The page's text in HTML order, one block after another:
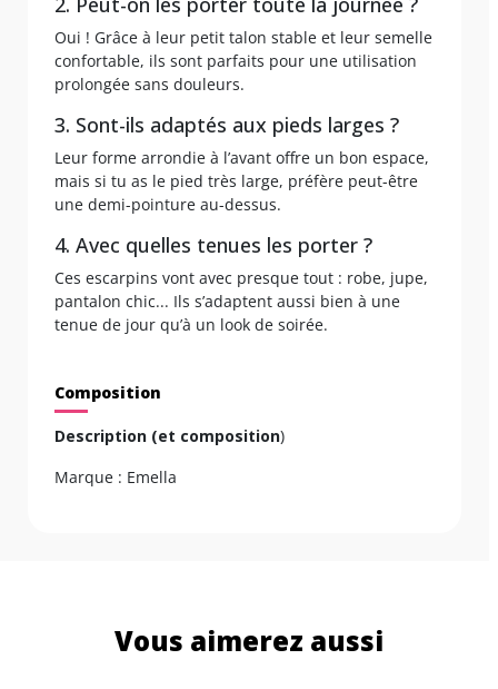
Oui ! Grâce à leur petit talon stable et leur semelle
confortable, ils sont parfaits pour une utilisation
prolongée sans douleurs.
3. Sont-ils adaptés aux pieds larges ?
Leur forme arrondie à l’avant offre un bon espace,
mais si tu as le pied très large, préfère peut-être
une demi-pointure au-dessus.
4. Avec quelles tenues les porter ?
Ces escarpins vont avec presque tout : robe, jupe,
pantalon chic... Ils s’adaptent aussi bien à une
tenue de jour qu’à un look de soirée.
Composition
Description (et composition)
Marque : Emella
Vous aimerez aussi